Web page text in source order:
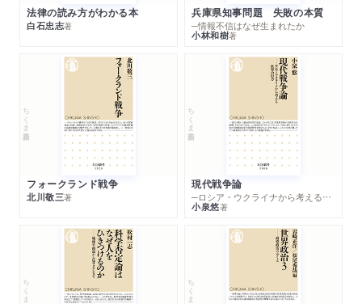
法律の読み方がわかる本
白石忠志著
兵庫県知事問題 失敗の本質
─情報不信はなぜ生まれたか
小林和樹著
ちくま新書
フォークランド戦争
北川敬三著
ちくま新書
現代戦争論
─ロシア・ウクライナから考える世界の行方
小泉悠著
ちくま新書 ちくま新書